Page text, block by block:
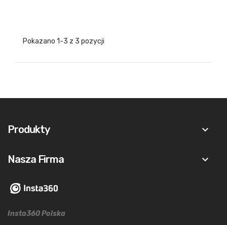
Pokazano 1-3 z 3 pozycji
Produkty keyboard_arrow_down
Nasza Firma keyboard_arrow_down
Insta360 Polska